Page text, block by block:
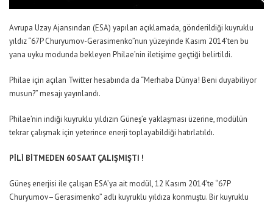
Avrupa Uzay Ajansından (ESA) yapılan açıklamada, gönderildiği kuyruklu
yıldız “67P Churyumov-Gerasimenko”nun yüzeyinde Kasım 2014’ten bu
yana uyku modunda bekleyen Philae’nin iletişime geçtiği belirtildi.
Philae için açılan Twitter hesabında da “Merhaba Dünya! Beni duyabiliyor
musun?” mesajı yayınlandı.
Philae’nin indiği kuyruklu yıldızın Güneş’e yaklaşması üzerine, modülün
tekrar çalışmak için yeterince enerji toplayabildiği hatırlatıldı.
PİLİ BİTMEDEN 60 SAAT ÇALIŞMIŞTI !
Güneş enerjisi ile çalışan ESA’ya ait modül, 12 Kasım 2014’te “67P
Churyumov–Gerasimenko” adlı kuyruklu yıldıza konmuştu. Bir kuyruklu